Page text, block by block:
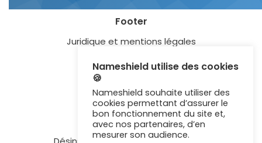
Footer
Juridique et mentions légales
Blog
Certification ISO 27001
Newsletter
Nameshield utilise des cookies
🍪
Nameshield souhaite utiliser des
cookies permettant d’assurer le
bon fonctionnement du site et,
avec nos partenaires, d’en
mesurer son audience.